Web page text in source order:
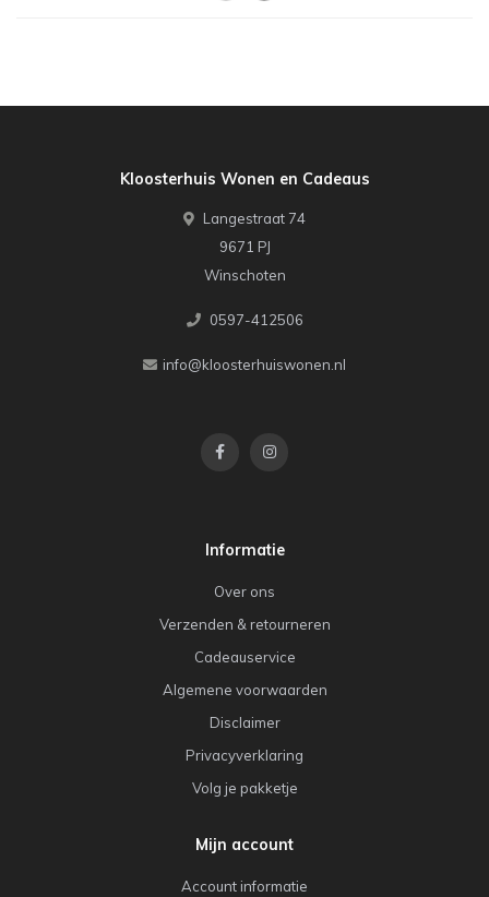
Kloosterhuis Wonen en Cadeaus
Langestraat 74
9671 PJ
Winschoten
0597-412506
info@kloosterhuiswonen.nl
Informatie
Over ons
Verzenden & retourneren
Cadeauservice
Algemene voorwaarden
Disclaimer
Privacyverklaring
Volg je pakketje
Mijn account
Account informatie